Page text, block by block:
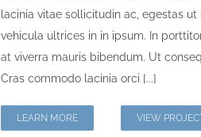
lacinia vitae sollicitudin ac, egestas
vehicula ultrices in in ipsum. In
at viverra mauris bibendum. Ut
Cras commodo lacinia orci [...]
LEARN MORE VIEW